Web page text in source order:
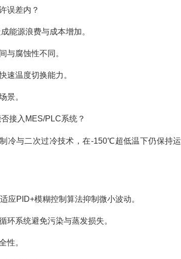
误差内？
能源浪费与成本增加。
与腐蚀性不同。
速温度切换能力。
景。
接入MES/PLC系统？
冷与二次过冷技术，在-150℃超低温下仍保持运
PID+模糊控制算法抑制微小波动。
环系统避免污染与蒸发损失。
性。